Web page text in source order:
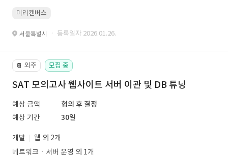
미리캔버스
서울특별시 · 등록일자 2026.01.26.
📔 외주 모집 중
SAT 모의고사 웹사이트 서버 이관 및 DB 튜닝
예상 금액
협의 후 결정
예상 기간
30일
개발
웹 외 2개
네트워크ㆍ서버 운영 외 1개